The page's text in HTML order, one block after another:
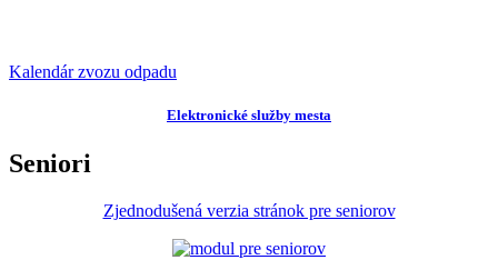
Kalendár zvozu odpadu
Elektronické služby mesta
Seniori
Zjednodušená verzia stránok pre seniorov